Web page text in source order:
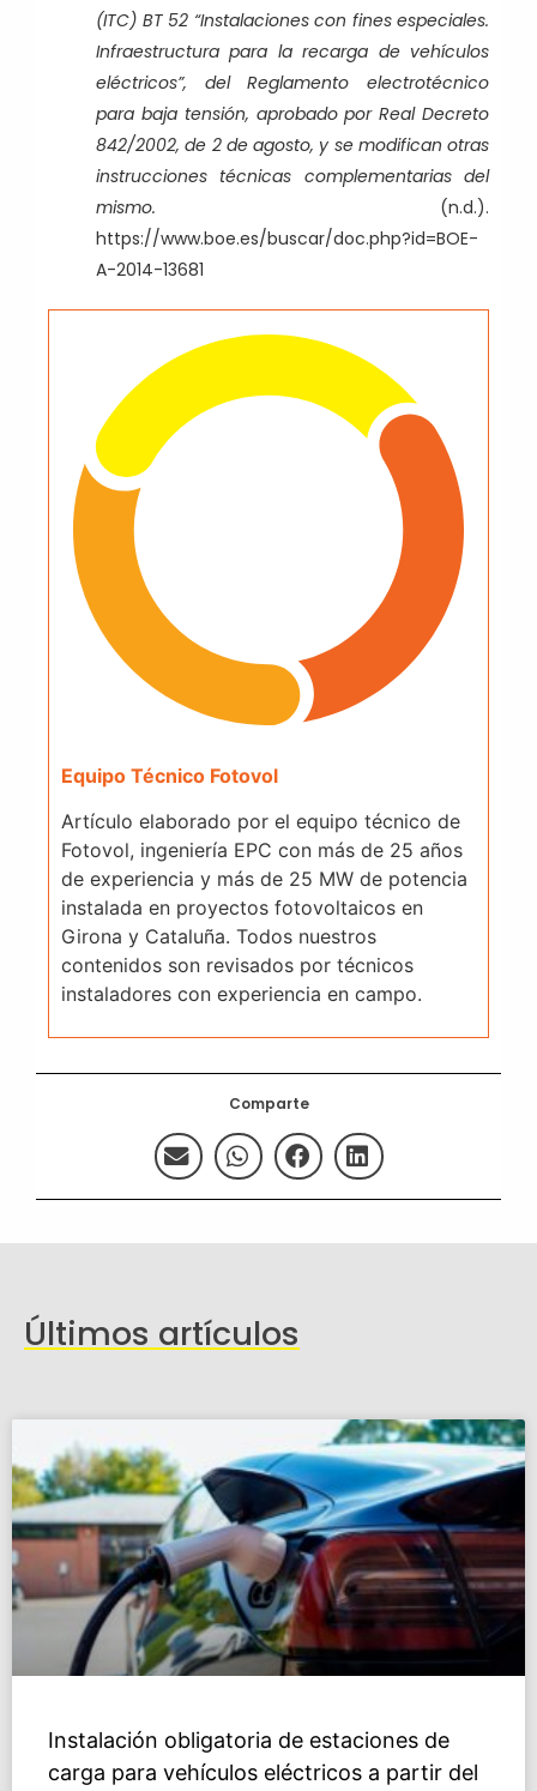
Comparte
(ITC) BT 52 “Instalaciones con fines especiales.
Infraestructura para la recarga de vehículos
eléctricos”, del Reglamento electrotécnico
para baja tensión, aprobado por Real Decreto
842/2002, de 2 de agosto, y se modifican otras
instrucciones técnicas complementarias del
mismo. (n.d.).
https://www.boe.es/buscar/doc.php?id=BOE-
A-2014-13681
Equipo Técnico Fotovol
Artículo elaborado por el equipo técnico de
Fotovol, ingeniería EPC con más de 25 años
de experiencia y más de 25 MW de potencia
instalada en proyectos fotovoltaicos en
Girona y Cataluña. Todos nuestros
contenidos son revisados por técnicos
instaladores con experiencia en campo.
Últimos artículos
Instalación obligatoria de estaciones de
carga para vehículos eléctricos a partir del